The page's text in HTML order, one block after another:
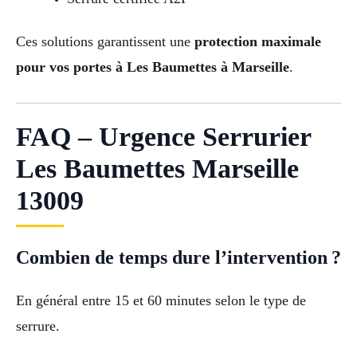
Ces solutions garantissent une protection maximale
pour vos portes à Les Baumettes à Marseille.
FAQ – Urgence Serrurier
Les Baumettes Marseille
13009
Combien de temps dure l’intervention ?
En général entre 15 et 60 minutes selon le type de
serrure.